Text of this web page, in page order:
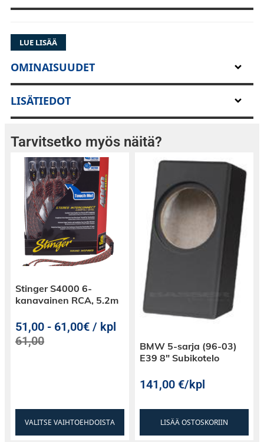
LUE LISÄÄ
OMINAISUUDET
LISÄTIEDOT
Tarvitsetko myös näitä?
Stinger S4000 6-
kanavainen RCA, 5.2m
51,00 - 61,00€ / kpl
61,00
VALITSE VAIHTOEHDOISTA
BMW 5-sarja (96-03)
E39 8″ Subikotelo
141,00€/kpl
LISÄÄ OSTOSKORIIN